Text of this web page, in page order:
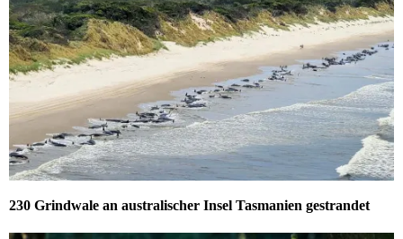
230 Grindwale an australischer Insel Tasmanien gestrandet